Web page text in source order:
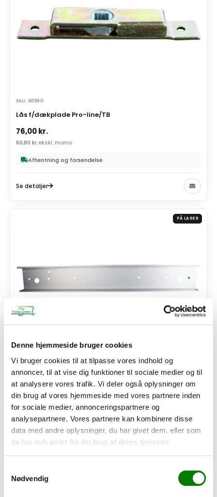
Denne hjemmeside bruger cookies
Vi bruger cookies til at tilpasse vores indhold og
annoncer, til at vise dig funktioner til sociale medier og til
at analysere vores trafik. Vi deler også oplysninger om
din brug af vores hjemmeside med vores partnere inden
for sociale medier, annonceringspartnere og
analysepartnere. Vores partnere kan kombinere disse
data med andre oplysninger, du har givet dem, eller som
de har indsamlet fra din brug af deres tjenester.
Nødvendig
SKU: 40590
Lås f/dækplade Pro-line/TB
76,00kr.
60,80 kr.ekskl. moms
Afhentning og forsendelse
Se detaljer
PÅ LAGER
Lygteplade f/205 S1
375,00kr.
300,00kr.ekskl. moms
Afhentning og forsendelse
Se detaljer
PÅ LAGER